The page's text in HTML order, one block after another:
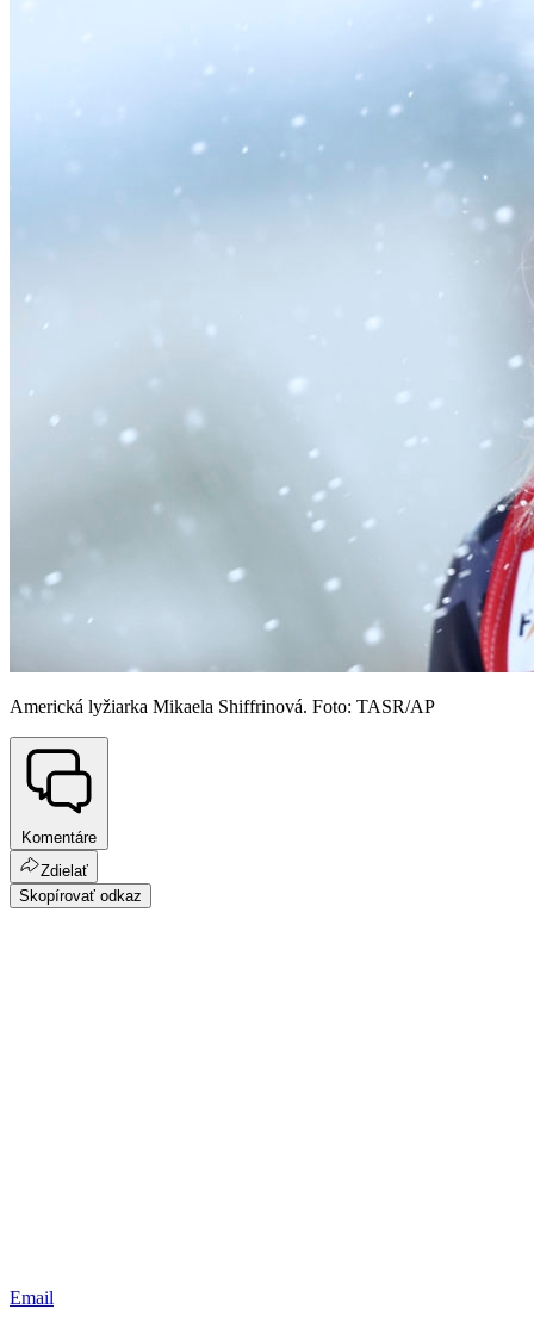
Americká lyžiarka Mikaela Shiffrinová. Foto: TASR/AP
Komentáre
Zdielať
Skopírovať odkaz
Email